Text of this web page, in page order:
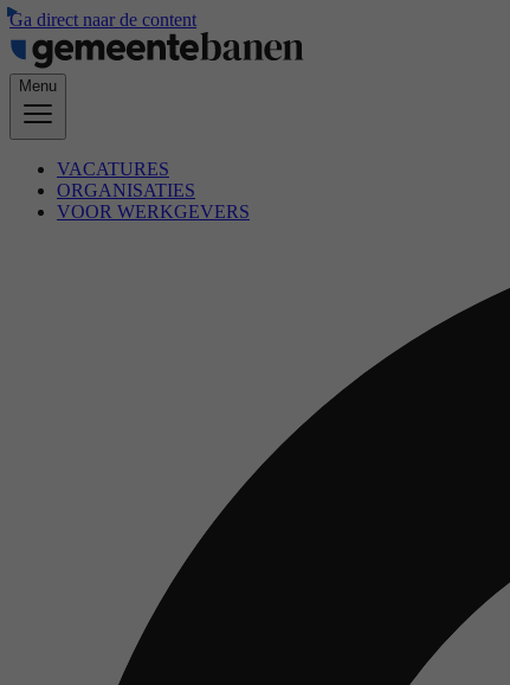
Ga direct naar de content
Menu
VACATURES
ORGANISATIES
VOOR WERKGEVERS